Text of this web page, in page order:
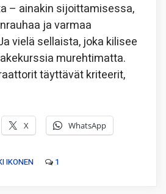
– ainakin sijoittamisessa,
ja varmaa
vielä sellaista, joka kilisee
murehtimatta.
täyttävät kriteerit,
X WhatsApp
IKONEN 1